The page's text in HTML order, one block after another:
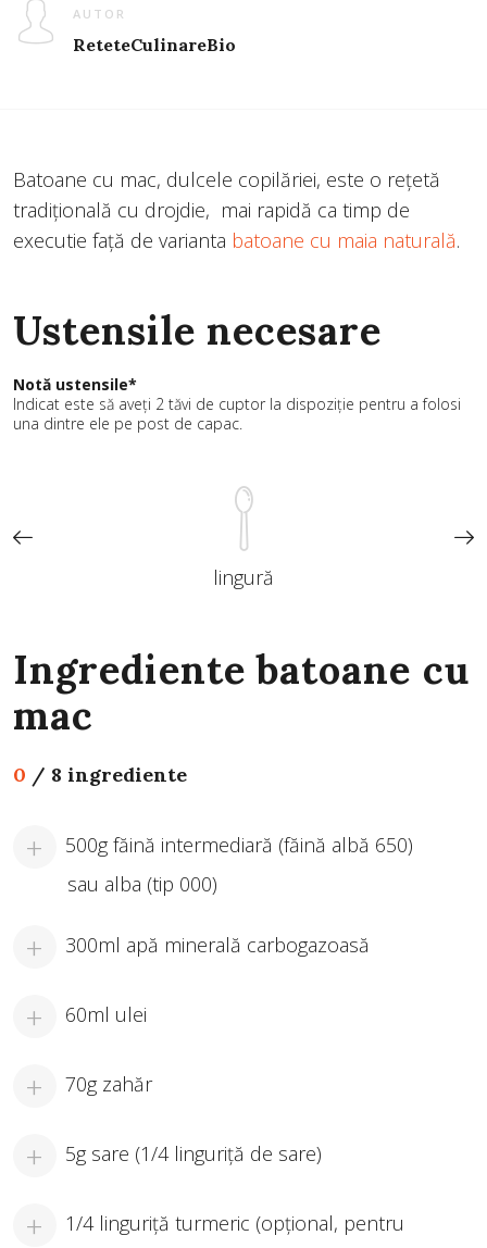
AUTOR
ReteteCulinareBio
Batoane cu mac, dulcele copilăriei, este o rețetă
tradițională cu drojdie, mai rapidă ca timp de
executie față de varianta batoane cu maia naturală.
Ustensile necesare
Notă ustensile*
Indicat este să aveți 2 tăvi de cuptor la dispoziție pentru a folosi
una dintre ele pe post de capac.
lingură
Ingrediente batoane cu
mac
0 / 8 ingrediente
500g făină intermediară (făină albă 650)
sau alba (tip 000)
300ml apă minerală carbogazoasă
60ml ulei
70g zahăr
5g sare (1/4 linguriță de sare)
1/4 linguriță turmeric (opțional, pentru